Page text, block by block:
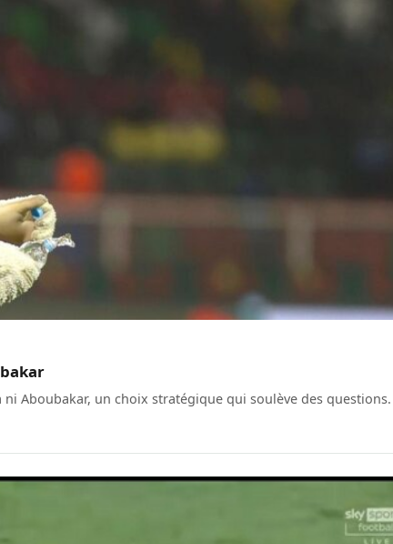
ni Aboubakar, un choix stratégique qui soulève des questions.